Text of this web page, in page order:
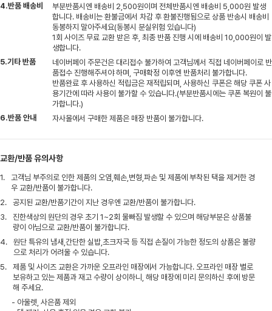
4.반품 배송비
부분반품시엔 배송비 2,500원이며 전체반품시엔 배송비 5,000원 발생
합니다. 배송비는 환불금에서 차감 후 환불진행됨으로 상품 반송시 배송비
동봉하지 말아주세요(동봉시 분실위험 있습니다)
1회 사이즈 무료 교환 받은 후, 최종 반품 진행 시에 배송비 10,000원이 발
생합니다.
5.기타 반품
네이버페이 주문건은 대리접수 불가하여 고객님께서 직접 네이버페이로 반
품접수 진행해주셔야 하며, 구매확정 이후엔 반품처리 불가합니다.
반품완료 후 사용하신 적립금은 재적립되며, 사용하신 쿠폰은 해당 쿠폰 사
용기간에 따라 사용이 불가할 수 있습니다.(부분반품시에는 쿠폰 복원이 불
가합니다.)
6.반품 안내
자사몰에서 구매한 제품은 매장 반품이 불가합니다.
교환/반품 유의사항
1.
고객님 부주의로 인한 제품의 오염,훼손,변형,파손 및 제품에 부착된 택을 제거한 경
우 교환/반품이 불가합니다.
2.
공지된 교환/반품기간이 지난 경우엔 교환/반품이 불가합니다.
3.
진한색상의 원단의 경우 초기 1~2회 물빠짐 발생할 수 있으며 해당부분은 상품불
량이 아님으로 교환/반품이 불가합니다.
4.
원단 특유의 냄새,간단한 실밥,초크자국 등 직접 손질이 가능한 정도의 상품은 불량
으로 처리가 어려울 수 있습니다.
5.
제품 및 사이즈 교환은 가까운 오프라인 매장에서 가능합니다. 오프라인 매장 별로
보유하고 있는 제품과 재고 수량이 상이하니, 해당 매장에 미리 문의하신 후에 방문
해 주세요.
- 아울렛, 사은품 제외